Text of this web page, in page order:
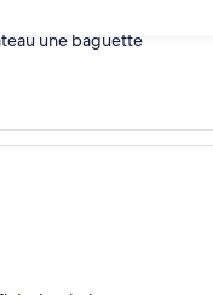
une baguette